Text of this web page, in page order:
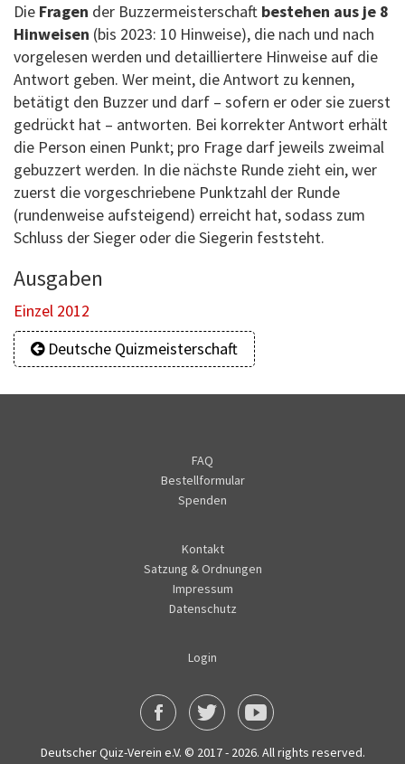
Die Fragen der Buzzermeisterschaft bestehen aus je 8
Hinweisen (bis 2023: 10 Hinweise), die nach und nach
vorgelesen werden und detailliertere Hinweise auf die
Antwort geben. Wer meint, die Antwort zu kennen,
betätigt den Buzzer und darf – sofern er oder sie zuerst
gedrückt hat – antworten. Bei korrekter Antwort erhält
die Person einen Punkt; pro Frage darf jeweils zweimal
gebuzzert werden. In die nächste Runde zieht ein, wer
zuerst die vorgeschriebene Punktzahl der Runde
(rundenweise aufsteigend) erreicht hat, sodass zum
Schluss der Sieger oder die Siegerin feststeht.
Ausgaben
Einzel 2012
Deutsche Quizmeisterschaft
FAQ
Bestellformular
Spenden
Kontakt
Satzung & Ordnungen
Impressum
Datenschutz
Login
Deutscher Quiz-Verein e.V. © 2017 - 2026. All rights reserved.